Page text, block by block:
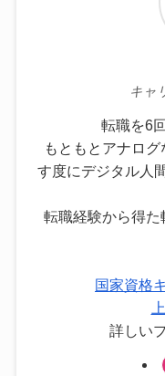
キャ
転職を6
もともとアナロ
す度にデジタル人
転職経験から得
国家資格
詳しい